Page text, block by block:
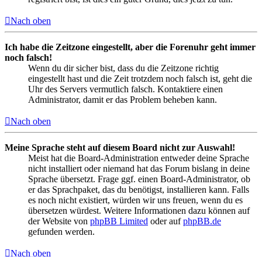
Nach oben
Ich habe die Zeitzone eingestellt, aber die Forenuhr geht immer
noch falsch!
Wenn du dir sicher bist, dass du die Zeitzone richtig
eingestellt hast und die Zeit trotzdem noch falsch ist, geht die
Uhr des Servers vermutlich falsch. Kontaktiere einen
Administrator, damit er das Problem beheben kann.
Nach oben
Meine Sprache steht auf diesem Board nicht zur Auswahl!
Meist hat die Board-Administration entweder deine Sprache
nicht installiert oder niemand hat das Forum bislang in deine
Sprache übersetzt. Frage ggf. einen Board-Administrator, ob
er das Sprachpaket, das du benötigst, installieren kann. Falls
es noch nicht existiert, würden wir uns freuen, wenn du es
übersetzen würdest. Weitere Informationen dazu können auf
der Website von phpBB Limited oder aufphpBB.de
gefunden werden.
Nach oben